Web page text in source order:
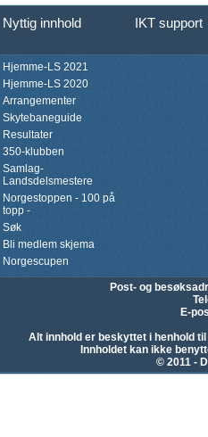
Nyttig innhold IKT support
Hjemme-LS 2021
Hjemme-LS 2020
Arrangementer
Skytebaneguide
Resultater
350-klubben
Samlag-
Landsdelsmestere
Norgestoppen - 100 på
topp -
Søk
Bli medlem skjema
Norgescupen
Post- og
E-
Alt innhold er beskyttet i henhold
Innholdet kan ikke
© 2011 -